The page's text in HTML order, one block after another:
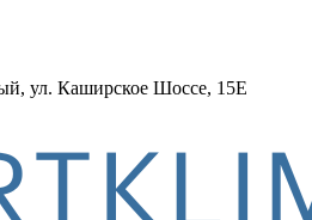
ул. Каширское Шоссе, 15Е